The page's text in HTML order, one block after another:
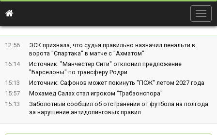
12:56
ЭСК признала, что судья правильно назначил пенальти в
ворота "Спартака" в матче с "Ахматом"
16:14
Источник: "Манчестер Сити" отклонил предложение
"Барселоны" по трансферу Родри
15:13
Источник: Сафонов может покинуть "ПСЖ" летом 2027 года
15:57
Мохамед Салах стал игроком "Трабзонспора"
15:13
Заболотный сообщил об отстранении от футбола на полгода
за нарушение антидопинговых правил